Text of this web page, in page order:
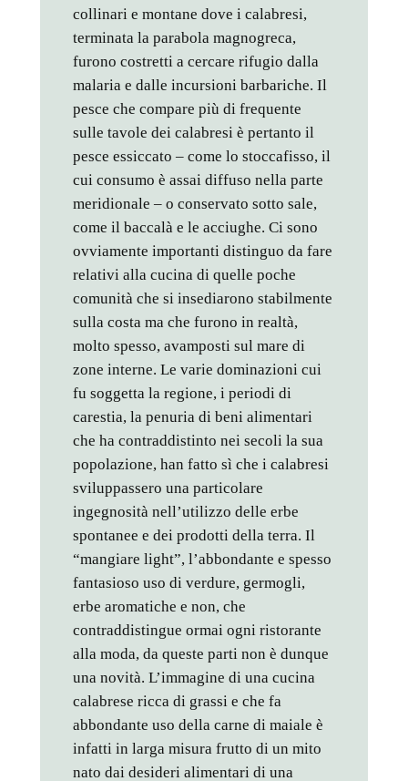
collinari e montane dove i calabresi,
terminata la parabola magnogreca,
furono costretti a cercare rifugio dalla
malaria e dalle incursioni barbariche. Il
pesce che compare più di frequente
sulle tavole dei calabresi è pertanto il
pesce essiccato – come lo stoccafisso, il
cui consumo è assai diffuso nella parte
meridionale – o conservato sotto sale,
come il baccalà e le acciughe. Ci sono
ovviamente importanti distinguo da fare
relativi alla cucina di quelle poche
comunità che si insediarono stabilmente
sulla costa ma che furono in realtà,
molto spesso, avamposti sul mare di
zone interne. Le varie dominazioni cui
fu soggetta la regione, i periodi di
carestia, la penuria di beni alimentari
che ha contraddistinto nei secoli la sua
popolazione, han fatto sì che i calabresi
sviluppassero una particolare
ingegnosità nell’utilizzo delle erbe
spontanee e dei prodotti della terra. Il
“mangiare light”, l’abbondante e spesso
fantasioso uso di verdure, germogli,
erbe aromatiche e non, che
contraddistingue ormai ogni ristorante
alla moda, da queste parti non è dunque
una novità. L’immagine di una cucina
calabrese ricca di grassi e che fa
abbondante uso della carne di maiale è
infatti in larga misura frutto di un mito
nato dai desideri alimentari di una